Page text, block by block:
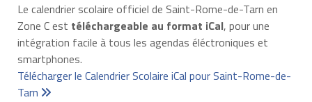
Le calendrier scolaire officiel de Saint-Rome-de-Tarn en
Zone C est téléchargeable au format iCal, pour une
intégration facile à tous les agendas éléctroniques et
smartphones.
Télécharger le Calendrier Scolaire iCal pour Saint-Rome-de-
Tarn